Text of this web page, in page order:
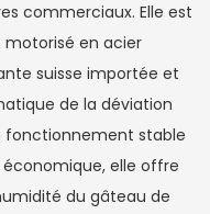
commerciaux. Elle est
en acier
suisse importée et
de la déviation
fonctionnement stable
elle offre
du gâteau de